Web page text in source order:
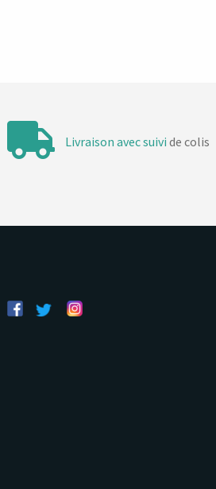
Livraison avec suivi de colis